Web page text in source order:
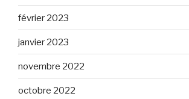
février 2023
janvier 2023
novembre 2022
octobre 2022